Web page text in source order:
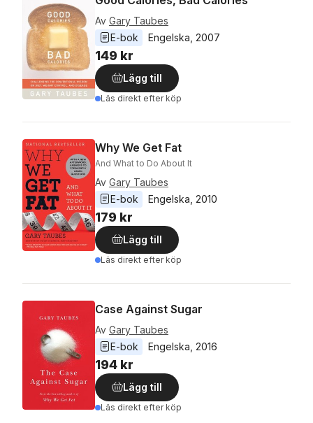
Av Gary Taubes
E-bok
Engelska 2007
149 kr
Lägg till
Läs direkt efter köp
Why We Get Fat
And What to Do About It
Av Gary Taubes
E-bok
Engelska 2010
179 kr
Lägg till
Läs direkt efter köp
Case Against Sugar
Av Gary Taubes
E-bok
Engelska 2016
194 kr
Lägg till
Läs direkt efter köp